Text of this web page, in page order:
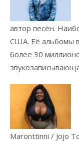
автор песен.
США. Её альбомы
более 30
Maronttinni / Jojo